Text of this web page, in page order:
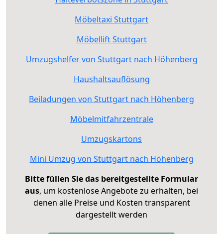
Möbeltaxi Stuttgart
Möbellift Stuttgart
Umzugshelfer von Stuttgart nach Höhenberg
Haushaltsauflösung
Beiladungen von Stuttgart nach Höhenberg
Möbelmitfahrzentrale
Umzugskartons
Mini Umzug von Stuttgart nach Höhenberg
Bitte füllen Sie das bereitgestellte Formular
aus, um kostenlose Angebote zu erhalten, bei
denen alle Preise und Kosten transparent
dargestellt werden